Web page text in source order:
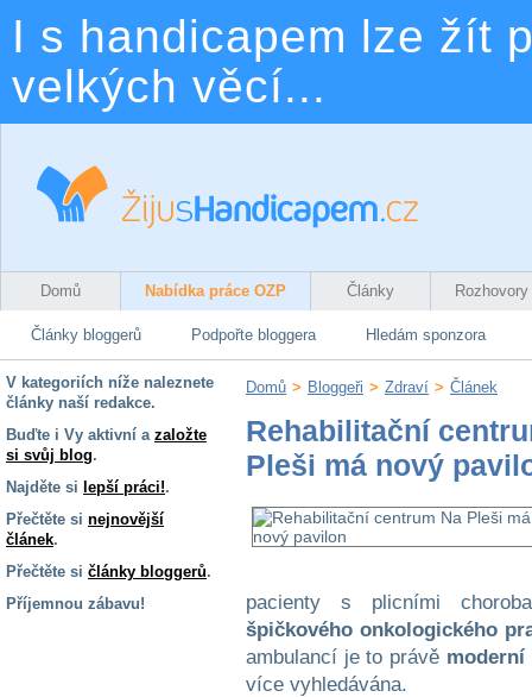
I s handicapem lze žít
velkých věcí...
Domů Nabídka práce OZP Články Rozhovory
Články bloggerů Podpořte bloggera Hledám sponzora
V kategoriích níže naleznete
články naší redakce.
Buďte i Vy aktivní a založte
si svůj blog.
Najděte si lepší práci!.
Přečtěte si nejnovější
článek.
Přečtěte si články bloggerů.
Příjemnou zábavu!
Domů > Bloggeři > Zdraví > Článek
Rehabilitační
Pleši má nový
pacienty s plicními
špičkového onkologického
ambulancí je to právě moderní
více vyhledávána.